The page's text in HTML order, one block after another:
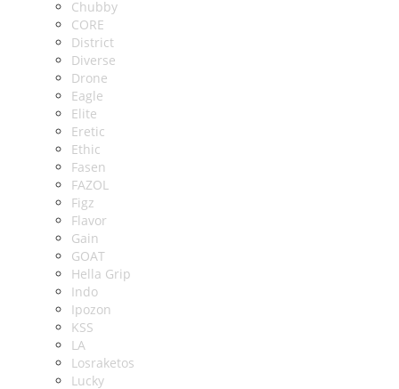
Chubby
CORE
District
Diverse
Drone
Eagle
Elite
Eretic
Ethic
Fasen
FAZOL
Figz
Flavor
Gain
GOAT
Hella Grip
Indo
Ipozon
KSS
LA
Losraketos
Lucky